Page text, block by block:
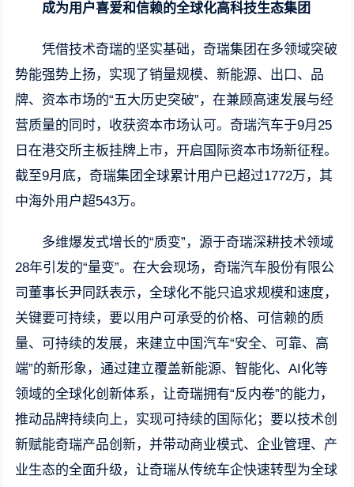
成为用户喜爱和信赖的全球化高科技生态集团
凭借技术奇瑞的坚实基础，奇瑞集团在多领域突破
势能强势上扬，实现了销量规模、新能源、出口、品
牌、资本市场的“五大历史突破”，在兼顾高速发展与经
营质量的同时，收获资本市场认可。奇瑞汽车于9月25
日在港交所主板挂牌上市，开启国际资本市场新征程。
截至9月底，奇瑞集团全球累计用户已超过1772万，其
中海外用户超543万。
多维爆发式增长的“质变”，源于奇瑞深耕技术领域
28年引发的“量变”。在大会现场，奇瑞汽车股份有限公
司董事长尹同跃表示，全球化不能只追求规模和速度，
关键要可持续，要以用户可承受的价格、可信赖的质
量、可持续的发展，来建立中国汽车“安全、可靠、高
端”的新形象，通过建立覆盖新能源、智能化、AI化等
领域的全球化创新体系，让奇瑞拥有“反内卷”的能力，
推动品牌持续向上，实现可持续的国际化；要以技术创
新赋能奇瑞产品创新，并带动商业模式、企业管理、产
业生态的全面升级，让奇瑞从传统车企快速转型为全球